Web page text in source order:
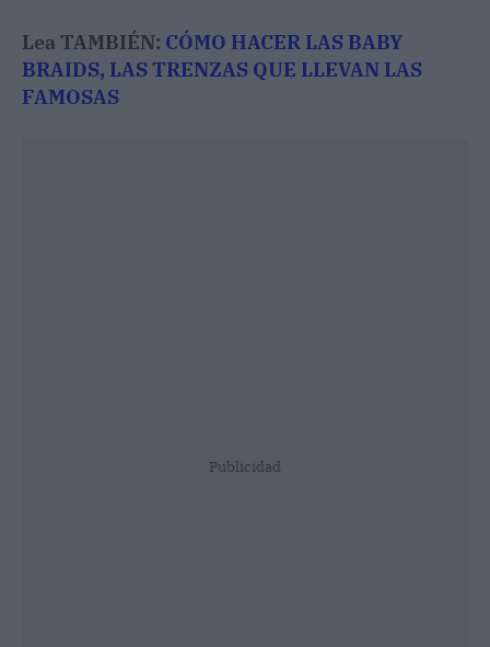
Lea TAMBIÉN: CÓMO HACER LAS BABY
BRAIDS, LAS TRENZAS QUE LLEVAN LAS
FAMOSAS
Publicidad